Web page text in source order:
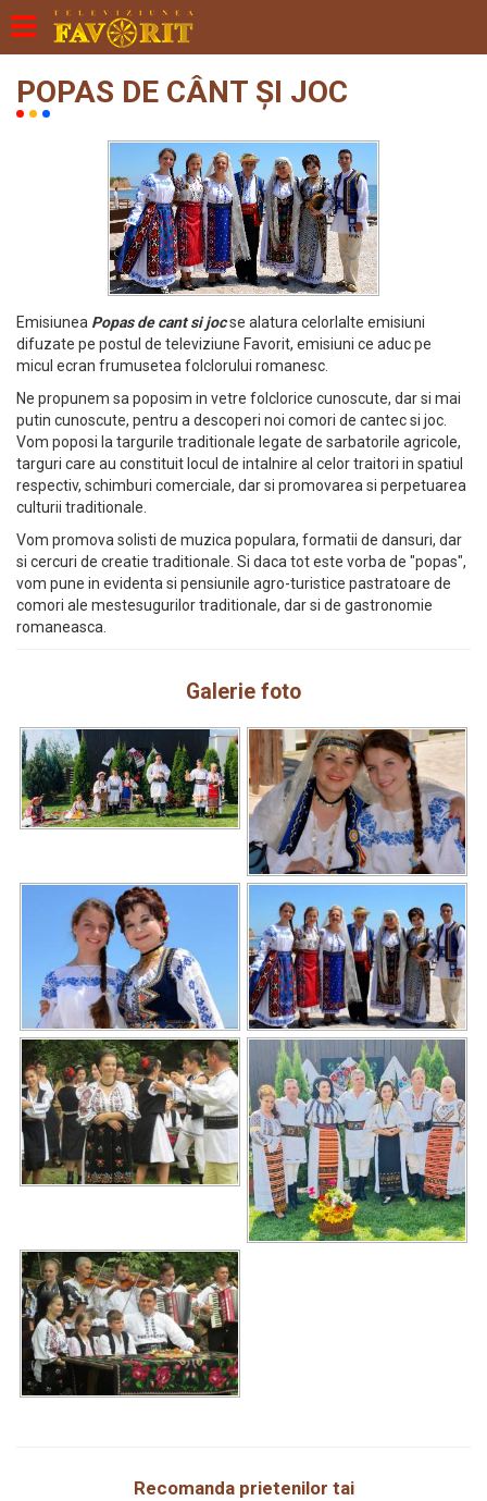
POPAS DE CÂNT ȘI JOC
Emisiunea Popas de cant si jocse alatura celorlalte emisiuni
difuzate pe postul de televiziune Favorit, emisiuni ce aduc pe
micul ecran frumusetea folclorului romanesc.
Ne propunem sa poposim in vetre folclorice cunoscute, dar si mai
putin cunoscute, pentru a descoperi noi comori de cantec si joc.
Vom poposi la targurile traditionale legate de sarbatorile agricole,
targuri care au constituit locul de intalnire al celor traitori in spatiul
respectiv, schimburi comerciale, dar si promovarea si perpetuarea
culturii traditionale.
Vom promova solisti de muzica populara, formatii de dansuri, dar
si cercuri de creatie traditionale. Si daca tot este vorba de "popas",
vom pune in evidenta si pensiunile agro-turistice pastratoare de
comori ale mestesugurilor traditionale, dar si de gastronomie
romaneasca.
Galerie foto
Recomanda prietenilor tai